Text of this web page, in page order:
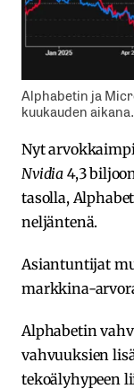
Alphabetin ja
kuukauden aikana.
Nyt
Nvidia 4,3
tasolla,
neljäntenä.
Asiantuntijat
markkina-
Alphabetin
vahvuuksien
tekoälyhypeen